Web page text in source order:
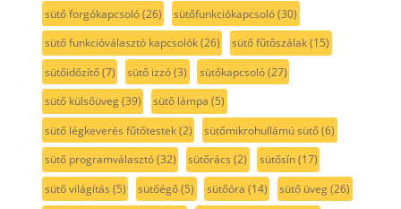
sütő forgókapcsoló(26) sütőfunkciókapcsoló(30)
sütő funkcióválasztó kapcsolók(26) sütő fűtőszálak(15)
sütőidőzítő(7) sütő izzó(3) sütőkapcsoló(27)
sütő külsőüveg(39) sütő lámpa (5)
sütő légkeverés fűtőtestek(2) sütőmikrohullámú sütő(6)
sütő programválasztó(32) sütőrács (2) sütősín(17)
sütő világítás (5) sütőégő(5) sütőóra (14) sütő üveg(26)